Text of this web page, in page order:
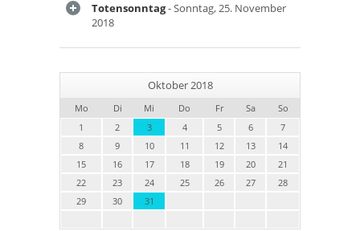
Totensonntag- Sonntag, 25. November
2018
Oktober 2018
Mo Di Mi Do Fr Sa
So
1
2 3 4 5 6
7
8
9 10 11 12 13
14
15
16 17 18 19 20
21
22
23 24 25 26 27
28
29
30 31